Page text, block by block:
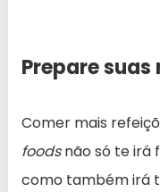
Prepare
Comer mais
foodsnão só te irá
como também irá